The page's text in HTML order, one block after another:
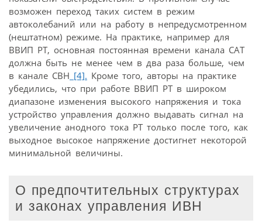
возможен переход таких систем в режим
автоколебаний или на работу в непредусмотренном
(нештатном) режиме. На практике, например для
ВВИП РТ, основная постоянная времени канала САТ
должна быть не менее чем в два раза больше, чем
в канале СВН [4]. Кроме того, авторы на практике
убедились, что при работе ВВИП РТ в широком
диапазоне изменения высокого напряжения и тока
устройство управления должно выдавать сигнал на
увеличение анодного тока РТ только после того, как
выходное высокое напряжение достигнет некоторой
минимальной величины.
О предпочтительных структурах
и законах управления ИВН